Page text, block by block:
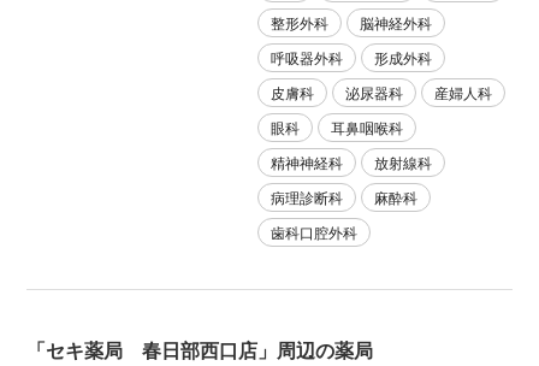
整形外科
脳神経外科
呼吸器外科
形成外科
皮膚科
泌尿器科
産婦人科
眼科
耳鼻咽喉科
精神神経科
放射線科
病理診断科
麻酔科
歯科口腔外科
「セキ薬局 春日部西口店」周辺の薬局